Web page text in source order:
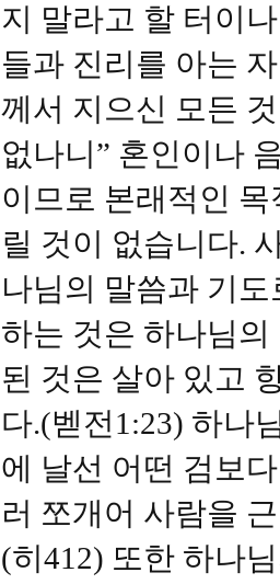
지 말라고 할 터이
들과 진리를 아는
께서 지으신 모든
없나니” 혼인이나
이므로 본래적인
릴 것이 없습니다.
나님의 말씀과 기
하는 것은 하나님
된 것은 살아 있고
다.(벧전1:23) 하나
에 날선 어떤 검보
러 쪼개어 사람을
(히412) 또한 하나